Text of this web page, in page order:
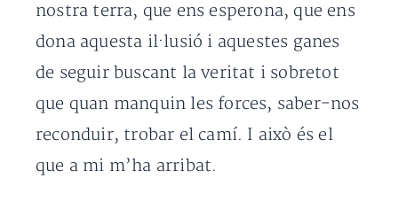
nostra terra, que ens esperona, que ens
dona aquesta il·lusió i aquestes ganes
de seguir buscant la veritat i sobretot
que quan manquin les forces, saber-nos
reconduir, trobar el camí. I això és el
que a mi m’ha arribat.